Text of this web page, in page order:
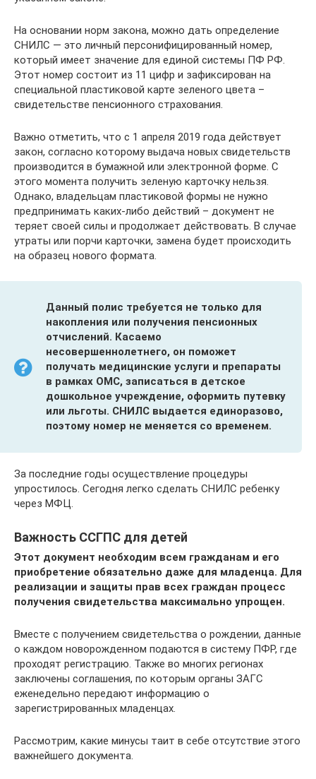
На основании норм закона, можно дать определение
СНИЛС — это личный персонифицированный номер,
который имеет значение для единой системы ПФ РФ.
Этот номер состоит из 11 цифр и зафиксирован на
специальной пластиковой карте зеленого цвета –
свидетельстве пенсионного страхования.
Важно отметить, что с 1 апреля 2019 года действует
закон, согласно которому выдача новых свидетельств
производится в бумажной или электронной форме. С
этого момента получить зеленую карточку нельзя.
Однако, владельцам пластиковой формы не нужно
предпринимать каких-либо действий – документ не
теряет своей силы и продолжает действовать. В случае
утраты или порчи карточки, замена будет происходить
на образец нового формата.
Данный полис требуется не только для
накопления или получения пенсионных
отчислений. Касаемо
несовершеннолетнего, он поможет
получать медицинские услуги и препараты
в рамках ОМС, записаться в детское
дошкольное учреждение, оформить путевку
или льготы. СНИЛС выдается единоразово,
поэтому номер не меняется со временем.
За последние годы осуществление процедуры
упростилось. Сегодня легко сделать СНИЛС ребенку
через МФЦ.
Важность ССГПС для детей
Этот документ необходим всем гражданам и его
приобретение обязательно даже для младенца. Для
реализации и защиты прав всех граждан процесс
получения свидетельства максимально упрощен.
Вместе с получением свидетельства о рождении, данные
о каждом новорожденном подаются в систему ПФР, где
проходят регистрацию. Также во многих регионах
заключены соглашения, по которым органы ЗАГС
еженедельно передают информацию о
зарегистрированных младенцах.
Рассмотрим, какие минусы таит в себе отсутствие этого
важнейшего документа.